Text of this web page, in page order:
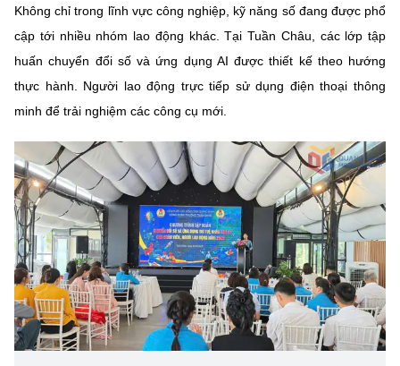
Cơ quan chủ quản: Bộ Khoa học và Công nghệ (MST)
Chịu trách nhiệm nội dung: Nguyễn Thị Hải Hằng
Giám đốc Trung tâm Truyền thông Khoa học và Công nghệ.
Liên hệ
Địa chỉ: Ban Biên tập Cổng TTĐT - 18 Nguyễn Du, TP. Hà Nội
Email:
stc@mst.gov.vn
©2026 Bản quyền thuộc Bộ Khoa Học và Công Nghệ
(Ghi rõ nguồn "https://mst.gov.vn" khi phát hành lại thông tin từ
website này)
Không chỉ trong lĩnh vực công nghiệp, kỹ năng số đang được phổ
cập tới nhiều nhóm lao động khác. Tại Tuần Châu, các lớp tập
huấn chuyển đổi số và ứng dụng AI được thiết kế theo hướng
thực hành. Người lao động trực tiếp sử dụng điện thoại thông
minh để trải nghiệm các công cụ mới.